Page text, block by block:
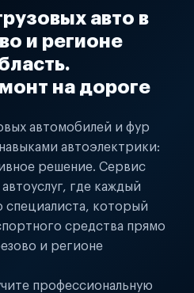
авто в
и регионе
на дороге
автомобилей и фур
автоэлектрики:
решение. Сервис
где каждый
который
средства прямо
и регионе
профессиональную